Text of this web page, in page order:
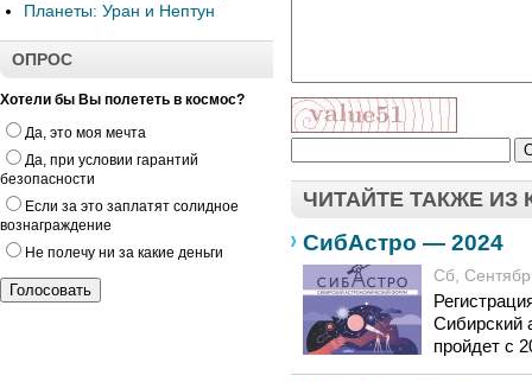
Планеты: Уран и Нептун
ОПРОС
Хотели бы Вы полететь в космос?
Да, это моя мечта
Да, при условии гарантий
безопасности
Если за это заплатят солидное
вознаграждение
Не полечу ни за какие деньги
ЧИТАЙТЕ ТАКЖЕ ИЗ
СибАстро — 2024
Сб,
Сибирский
пройдет с